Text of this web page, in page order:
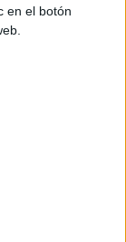
en el botón
de Madrid y Barcelona.